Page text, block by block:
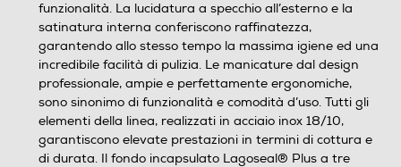
funzionalità. La lucidatura a specchio all’esterno e la
satinatura interna conferiscono raffinatezza,
garantendo allo stesso tempo la massima igiene ed una
incredibile facilità di pulizia. Le manicature dal design
professionale, ampie e perfettamente ergonomiche,
sono sinonimo di funzionalità e comodità d’uso. Tutti gli
elementi della linea, realizzati in acciaio inox 18/10,
garantiscono elevate prestazioni in termini di cottura e
di durata. Il fondo incapsulato Lagoseal® Plus a tre